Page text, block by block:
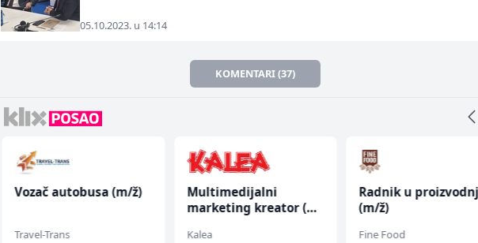
05.10.2023. u 14:14
KOMENTARI (37)
Vozač autobusa (m/ž)
Travel-Trans
Multimedijalni
marketing kreator (m/
Kalea
Radnik u
(m/ž)
Fine Food